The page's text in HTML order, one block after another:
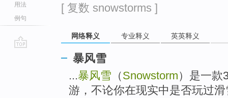
用法
例句
[ 复数 snowstorms ]
网络释义 专业释义 英英释义
暴风雪
...暴风雪 （Snowstorm）是一款
游，不论你在现实中是否玩过